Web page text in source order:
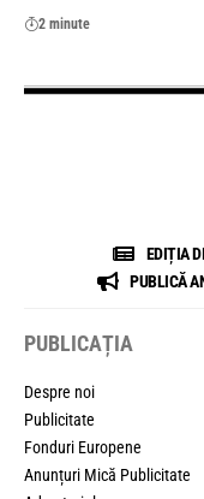
2 minute
EDIȚIA
PUBLICĂ
PUBLICAȚIA
Despre noi
Publicitate
Fonduri Europene
Anunțuri Mică Publicitate